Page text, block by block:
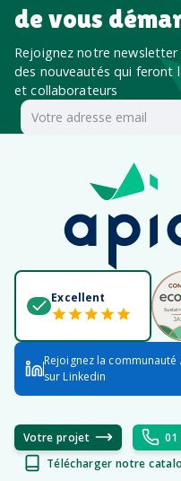
de vous
Rejoignez notre
des nouveautés qui feront
et collaborateurs
Excellent
Rejoignez la communauté
sur Linkedin
Votre projet 01
Télécharger notre